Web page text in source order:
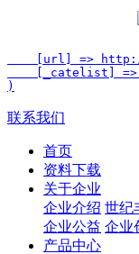
[url] =>
    [_catelist] =>
联系我们
首页
资料下载
关于企业
企业介绍 世纪
企业公益 企业
产品中心